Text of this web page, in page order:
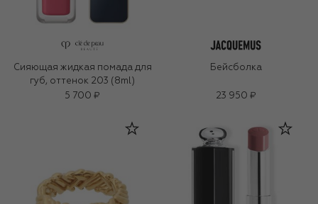
Сияющая жидкая помада для
губ, оттенок 203 (8ml)
5 700 ₽
Бейсболка
23 950 ₽